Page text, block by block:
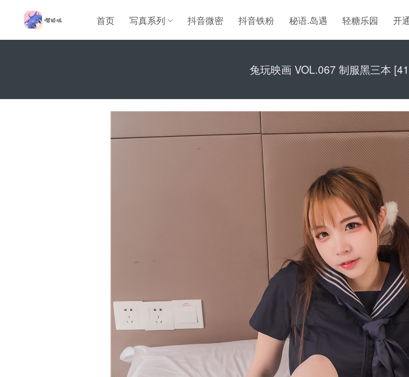
首页 写真系列 抖音微密 抖音铁粉 秘语.岛遇 轻糖乐园 开
兔玩映画 VOL.067 制服黑三本